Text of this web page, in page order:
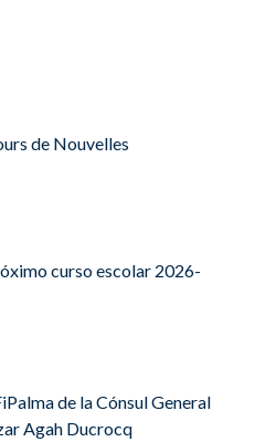
de Nouvelles
curso escolar 2026-
de la Cónsul General
Agah Ducrocq